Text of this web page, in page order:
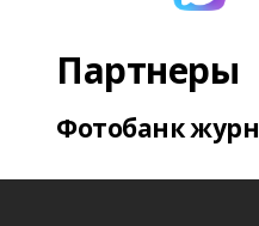
Партнеры
Фотобанк